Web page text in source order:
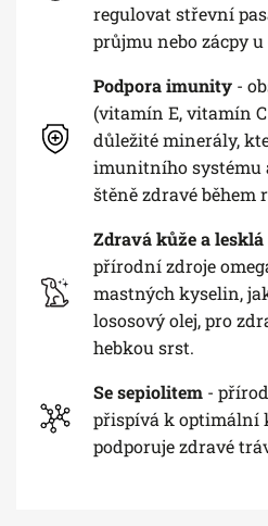
regulovat střevní
průjmu nebo zácpy
Podpora imunity -
(vitamín E, vitamín
důležité minerály,
imunitního systému
štěně zdravé během
Zdravá kůže a
přírodní zdroje
mastných kyselin,
lososový olej, pro
hebkou srst.
Se sepiolitem -
přispívá k optimální
podporuje zdravé